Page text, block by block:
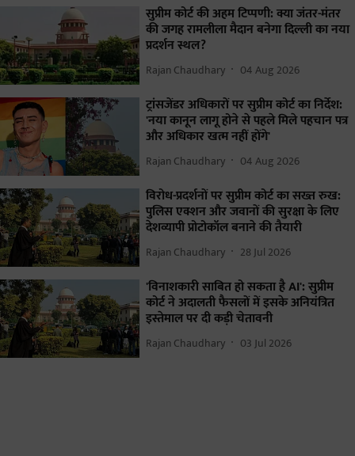
सुप्रीम कोर्ट की अहम टिप्पणी: क्या जंतर-मंतर
की जगह रामलीला मैदान बनेगा दिल्ली का नया
प्रदर्शन स्थल?
Rajan Chaudhary 04 Aug 2026
ट्रांसजेंडर अधिकारों पर सुप्रीम कोर्ट का निर्देश:
'नया कानून लागू होने से पहले मिले पहचान पत्र
और अधिकार खत्म नहीं होंगे'
Rajan Chaudhary 04 Aug 2026
विरोध-प्रदर्शनों पर सुप्रीम कोर्ट का सख्त रुख:
पुलिस एक्शन और जवानों की सुरक्षा के लिए
देशव्यापी प्रोटोकॉल बनाने की तैयारी
Rajan Chaudhary 28 Jul 2026
'विनाशकारी साबित हो सकता है AI': सुप्रीम
कोर्ट ने अदालती फैसलों में इसके अनियंत्रित
इस्तेमाल पर दी कड़ी चेतावनी
Rajan Chaudhary 03 Jul 2026